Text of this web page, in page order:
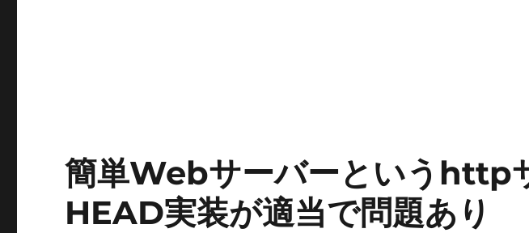
簡単Webサーバーというhttp
HEAD実装が適当で問題あり